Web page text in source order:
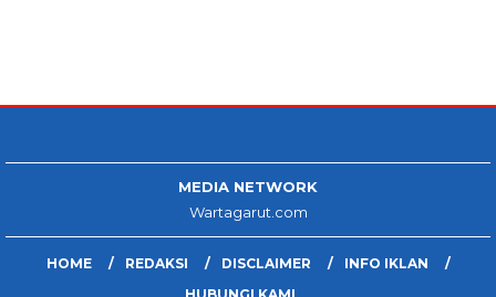
MEDIA NETWORK
Wartagarut.com
HOME REDAKSI DISCLAIMER
INFO IKLAN